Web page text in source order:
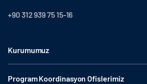
+90 312 939 75 15-16
Kurumumuz
Program Koordinasyon Ofislerimiz